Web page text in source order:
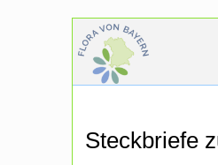
Steckbriefe